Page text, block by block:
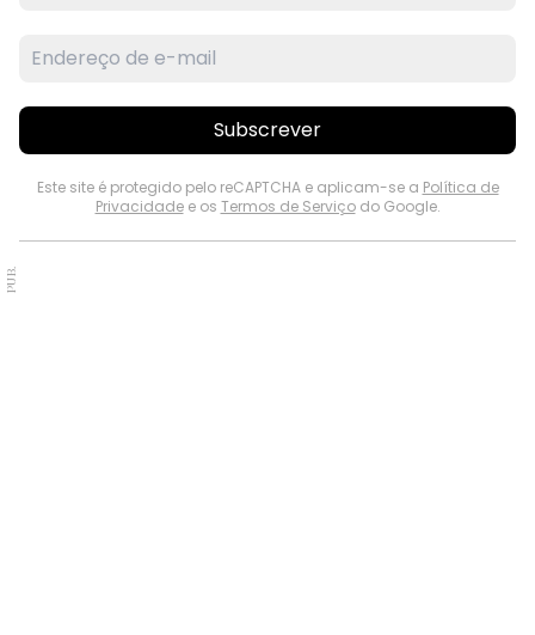
Subscrever
Este site é protegido pelo reCAPTCHA e aplicam-se a Política de
Privacidadee os Termos de Serviçodo Google.
PUB.